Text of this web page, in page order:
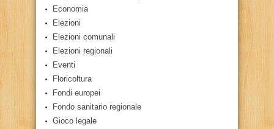
Economia
Elezioni
Elezioni comunali
Elezioni regionali
Eventi
Floricoltura
Fondi europei
Fondo sanitario regionale
Gioco legale